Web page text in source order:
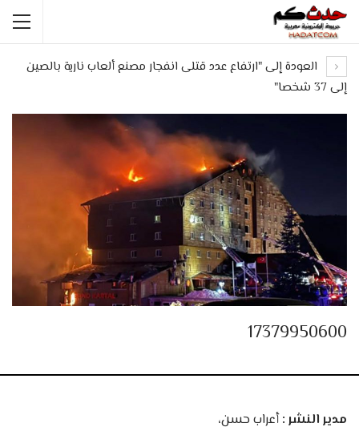
العودة إلى "ارتفاع عدد قتلى انفجار مصنع ألعاب نارية بالصين
إلى 37 شخصا"
17379950600
مدير النشر :أعراب حسن،